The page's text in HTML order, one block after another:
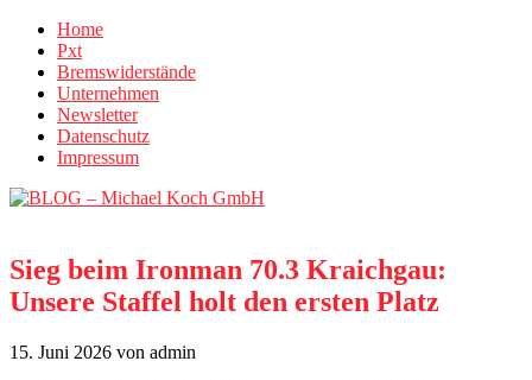
Home
Pxt
Bremswiderstände
Unternehmen
Newsletter
Datenschutz
Impressum
Sieg beim Ironman 70.3 Kraichgau:
Unsere Staffel holt den ersten Platz
15. Juni 2026 von admin